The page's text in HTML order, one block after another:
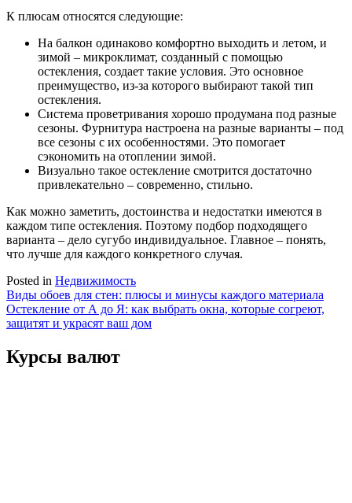
К плюсам относятся следующие:
На балкон одинаково комфортно выходить и летом, и
зимой – микроклимат, созданный с помощью
остекления, создает такие условия. Это основное
преимущество, из-за которого выбирают такой тип
остекления.
Система проветривания хорошо продумана под разные
сезоны. Фурнитура настроена на разные варианты – под
все сезоны с их особенностями. Это помогает
сэкономить на отоплении зимой.
Визуально такое остекление смотрится достаточно
привлекательно – современно, стильно.
Как можно заметить, достоинства и недостатки имеются в
каждом типе остекления. Поэтому подбор подходящего
варианта – дело сугубо индивидуальное. Главное – понять,
что лучше для каждого конкретного случая.
Posted in Недвижимость
Навигация
по
Виды обоев для стен: плюсы и минусы каждого материала
Остекление от А до Я: как выбрать окна, которые согреют,
защитят и украсят ваш дом
Курсы валют